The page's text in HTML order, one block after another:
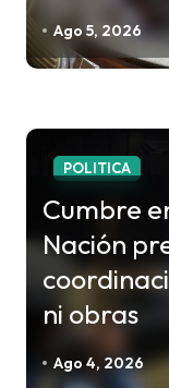
Ago 5, 2026
POLITICA
Cumbre
Nación
ni obras
Ago 4, 2026